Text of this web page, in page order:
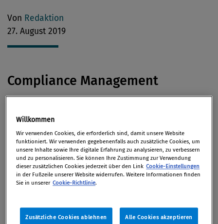
Von Redaktion
27. August 2019
Compliance Management
Betrugsverfahren im Sport-Umfeld
weshalb die Kontrollmechanismen der
Unternehmen gefehlt haben oder so leicht
umgangen werden konnten, so eine Kommentator
derF.A.Z.
Antikorruption
Willkommen
Wir verwenden Cookies, die erforderlich sind, damit unsere Website
funktioniert. Wir verwenden gegebenenfalls auch zusätzliche Cookies, um
unsere Inhalte sowie Ihre digitale Erfahrung zu analysieren, zu verbessern
und zu personalisieren. Sie können Ihre Zustimmung zur Verwendung
dieser zusätzlichen Cookies jederzeit über den Link Cookie-Einstellungen
in der Fußzeile unserer Website widerrufen. Weitere Informationen finden
Sie in unserer Cookie-Richtlinie.
Zusätzliche Cookies ablehnen Alle Cookies akzeptieren